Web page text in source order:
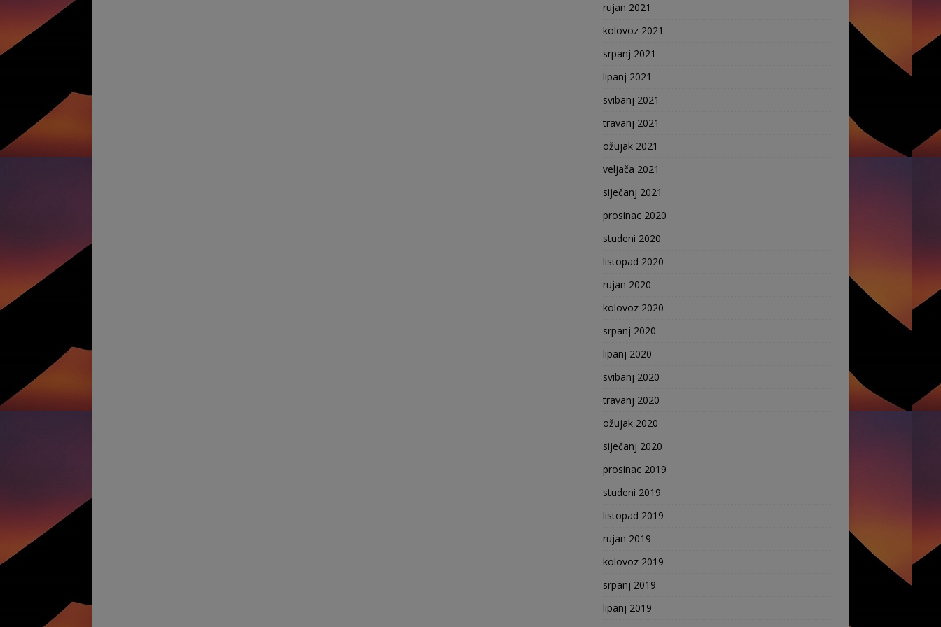
rujan 2021
kolovoz 2021
srpanj 2021
lipanj 2021
svibanj 2021
travanj 2021
ožujak 2021
veljača 2021
siječanj 2021
prosinac 2020
studeni 2020
listopad 2020
rujan 2020
kolovoz 2020
srpanj 2020
lipanj 2020
svibanj 2020
travanj 2020
ožujak 2020
siječanj 2020
prosinac 2019
studeni 2019
listopad 2019
rujan 2019
kolovoz 2019
srpanj 2019
lipanj 2019